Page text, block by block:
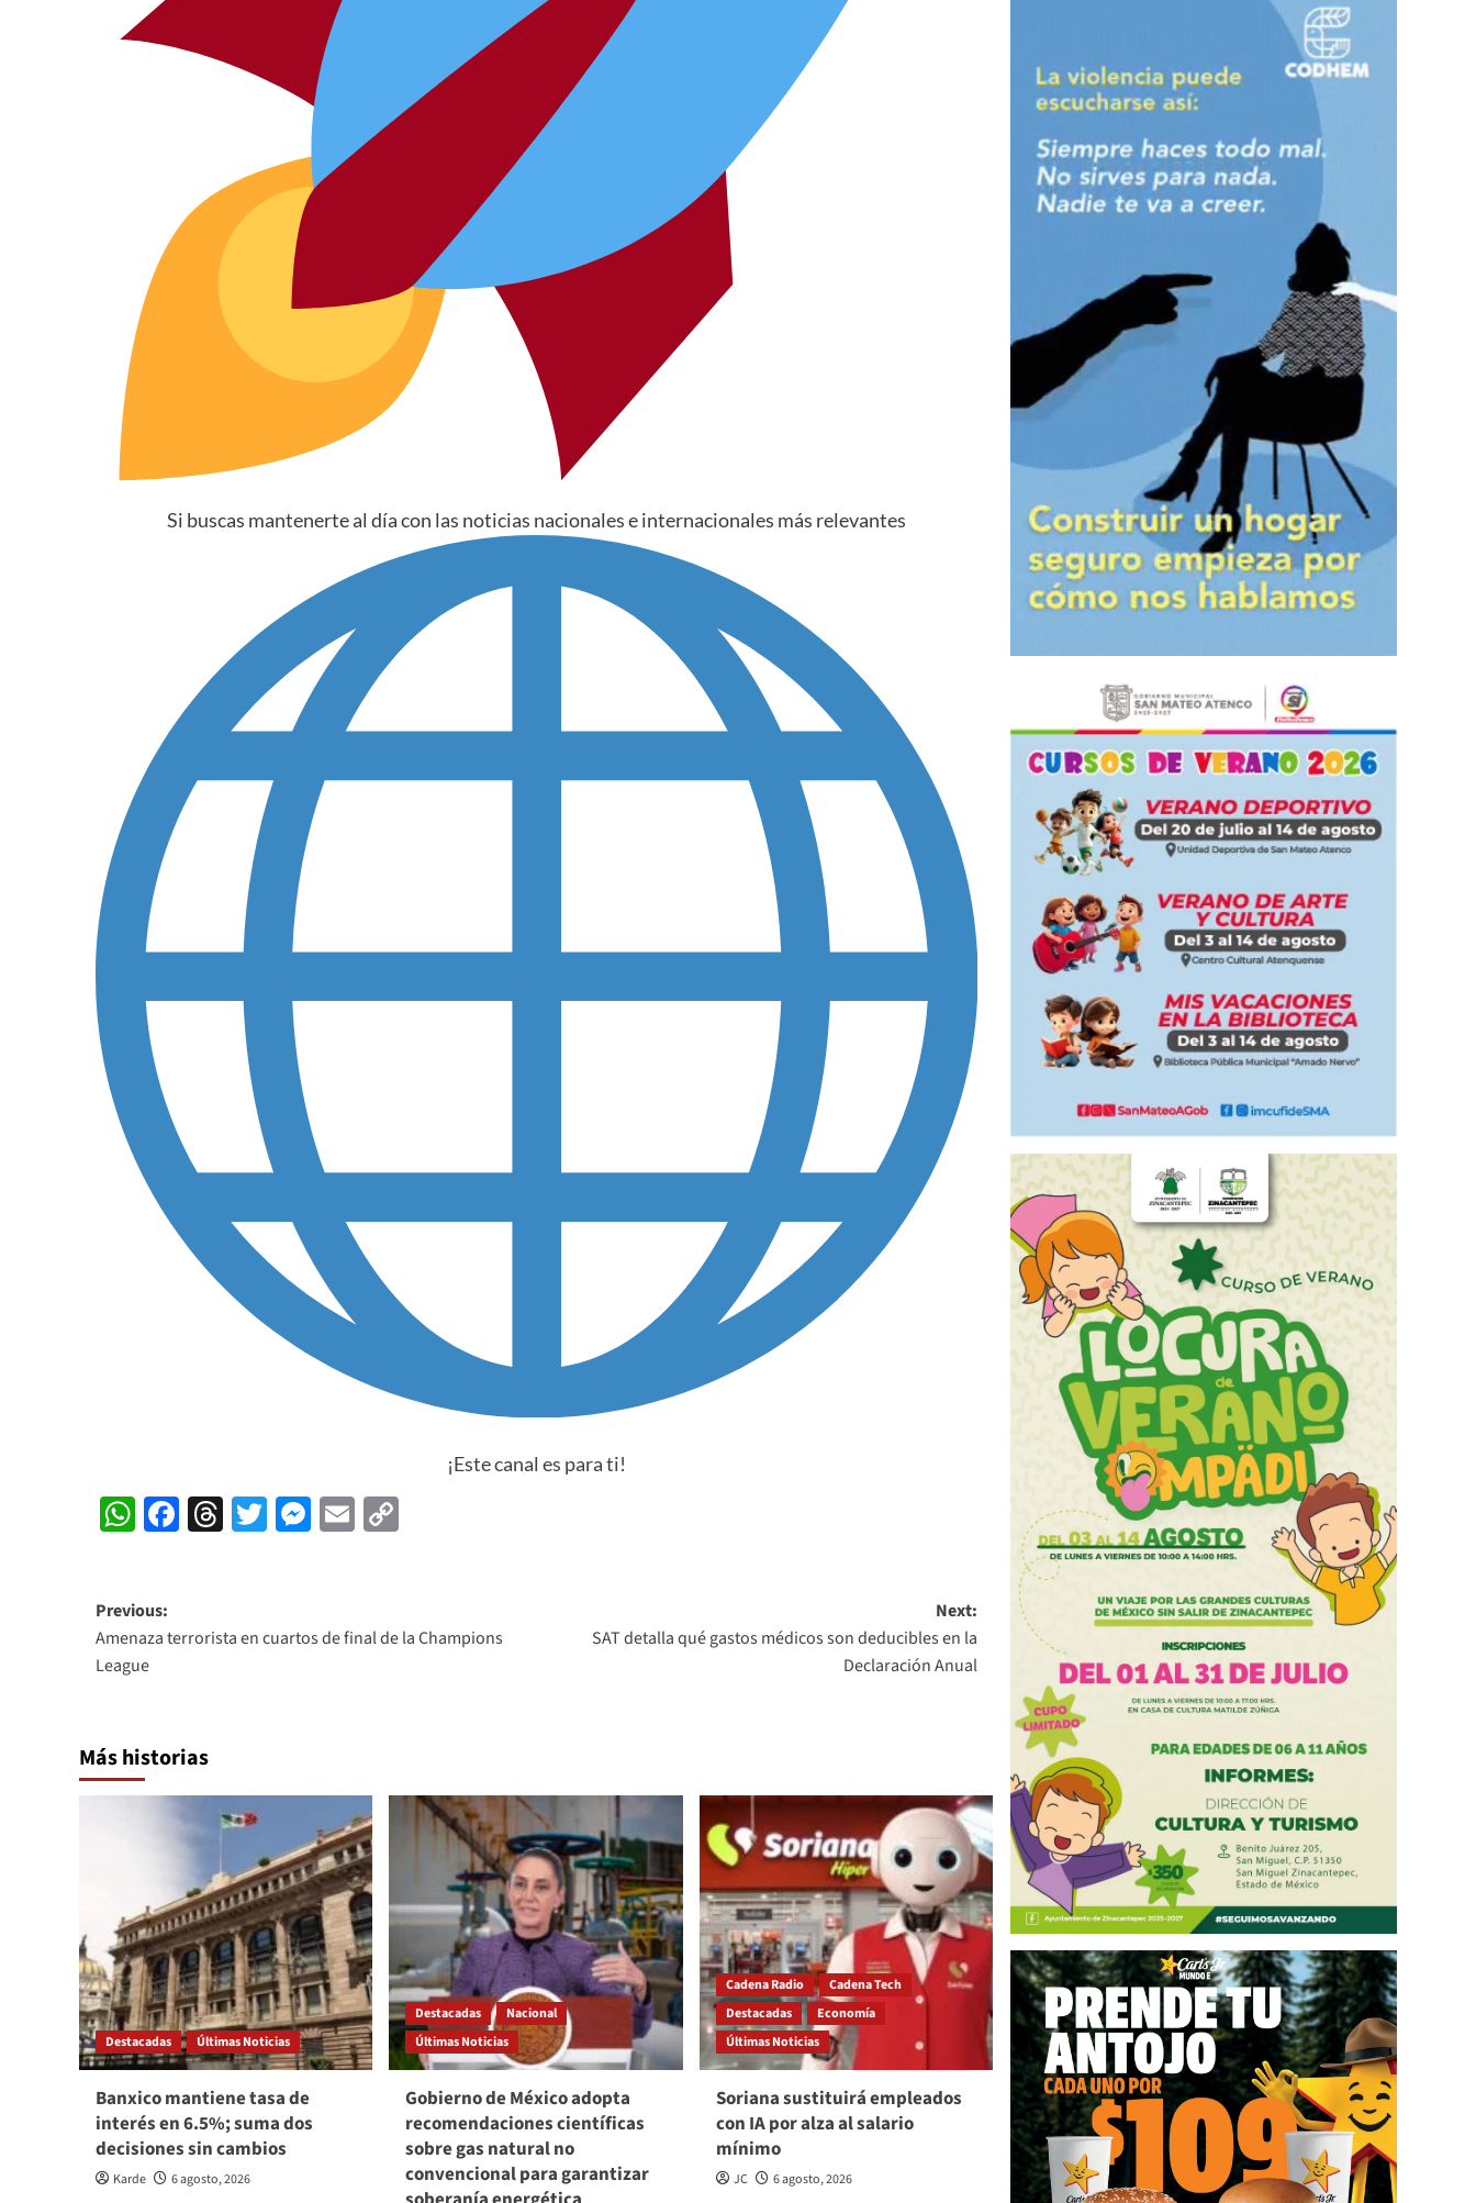
Si buscas mantenerte al día con las noticias nacionales e internacionales más relevantes
¡Este canal es para ti!
WhatsApp
Facebook
Threads
Twitter
Messenger
Email
Post
navigation
Previous:
Amenaza terrorista en cuartos de final de la Champions
League
Next:
SAT detalla qué gastos médicos son deducibles en la
Declaración Anual
Más historias
Destacadas Últimas Noticias
Banxico mantiene tasa de
interés en 6.5%; suma dos
decisiones sin cambios
Karde 6 agosto, 2026
Destacadas
Nacional
Últimas Noticias
Gobierno de México adopta
recomendaciones científicas
sobre gas natural no
convencional para garantizar
Cadena Radio
Cadena Tech
Destacadas
Economía
Últimas Noticias
Soriana sustituirá empleados
con IA por alza al salario
mínimo
JC 6 agosto, 2026